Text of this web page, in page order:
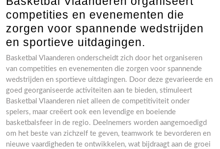
competities en evenementen die
zorgen voor spannende wedstrijden
en sportieve uitdagingen.
Basketbal Vlaanderen onderscheidt zich door het organiseren
van competities en evenementen die zorgen voor spannende
wedstrijden en sportieve uitdagingen. Door deze gevarieerde en
goed georganiseerde activiteiten aan te bieden, stimuleert
Basketbal Vlaanderen niet alleen de competitiviteit onder
spelers, maar creëert ook een levendige en boeiende
basketbalsfeer in de regio. Deelnemers worden aangemoedigd
om het beste van zichzelf te geven, teamwork te bevorderen en
nieuwe vaardigheden te ontwikkelen, wat bijdraagt aan de groei